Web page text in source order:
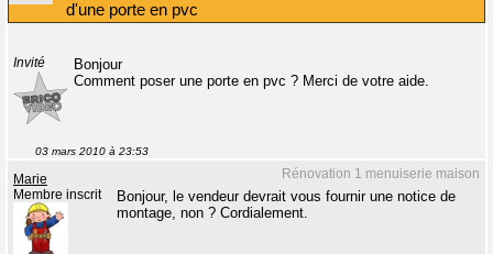
d'une porte en pvc
Invité
Bonjour
Comment poser une porte en pvc ? Merci de votre aide.
03 mars 2010 à 23:53
Rénovation 1 menuiserie maison
Marie
Membre inscrit
Bonjour, le vendeur devrait vous fournir une notice de
montage, non ? Cordialement.